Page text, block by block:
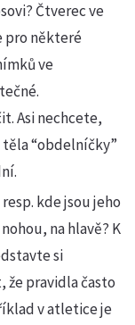
Čtverec ve
pro některé
ve
Asi nechcete,
těla “obdelníčky”
kde jsou jeho
na hlavě? K
si
pravidla často
v atletice je